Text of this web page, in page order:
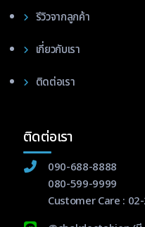
รีวิวจากลูกค้า
เกี่ยวกับเรา
ติดต่อเรา
ติดต่อเรา
090-688-8888
080-599-9999
Customer Care :